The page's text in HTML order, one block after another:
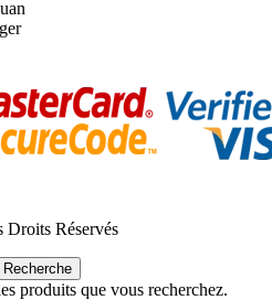
Réservés
Recherche
produits que vous recherchez.